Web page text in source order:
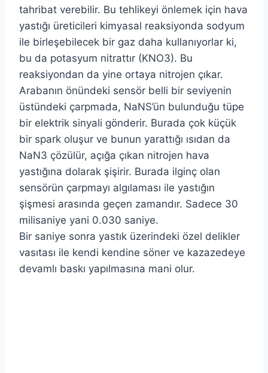
tahribat verebilir. Bu tehlikeyi önlemek için hava
yastığı üreticileri kimyasal reaksiyonda sodyum
ile birleşebilecek bir gaz daha kullanıyorlar ki,
bu da potasyum nitrattır (KNO3). Bu
reaksiyondan da yine ortaya nitrojen çıkar.
Arabanın önündeki sensör belli bir seviyenin
üstündeki çarpmada, NaNS’ün bulunduğu tüpe
bir elektrik sinyali gönderir. Burada çok küçük
bir spark oluşur ve bunun yarattığı ısıdan da
NaN3 çözülür, açığa çıkan nitrojen hava
yastığına dolarak şişirir. Burada ilginç olan
sensörün çarpmayı algılaması ile yastığın
şişmesi arasında geçen zamandır. Sadece 30
milisaniye yani 0.030 saniye.
Bir saniye sonra yastık üzerindeki özel delikler
vasıtası ile kendi kendine söner ve kazazedeye
devamlı baskı yapılmasına mani olur.